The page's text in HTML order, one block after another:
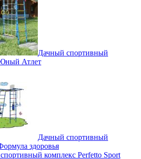
Дачный спортивный
Атлет
Дачный спортивный
здоровья